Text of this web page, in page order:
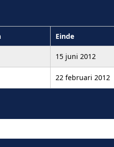
Einde
15 juni 2012
22 februari 2012